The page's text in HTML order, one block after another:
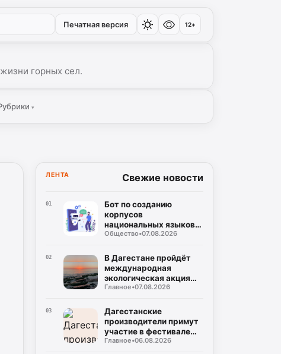
Печатная версия 12+
горных сел.
▾
ЛЕНТА Свежие новости
01
Бот по созданию
корпусов
национальных языков
дагестанских народов
Общество•07.08.2026
02
В Дагестане пройдёт
международная
экологическая акция
«Чистый Каспий»
Главное•07.08.2026
03
Дагестанские
производители примут
участие в фестивале
«Вкусы России»
Главное•06.08.2026